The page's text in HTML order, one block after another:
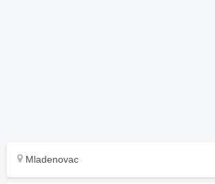
Mladenovac